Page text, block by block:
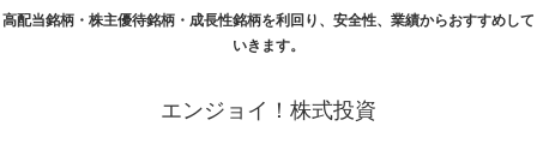
高配当銘柄・株主優待銘柄・成長性銘柄を利回り、安全性、業績からおすすめして
いきます。
エンジョイ！株式投資